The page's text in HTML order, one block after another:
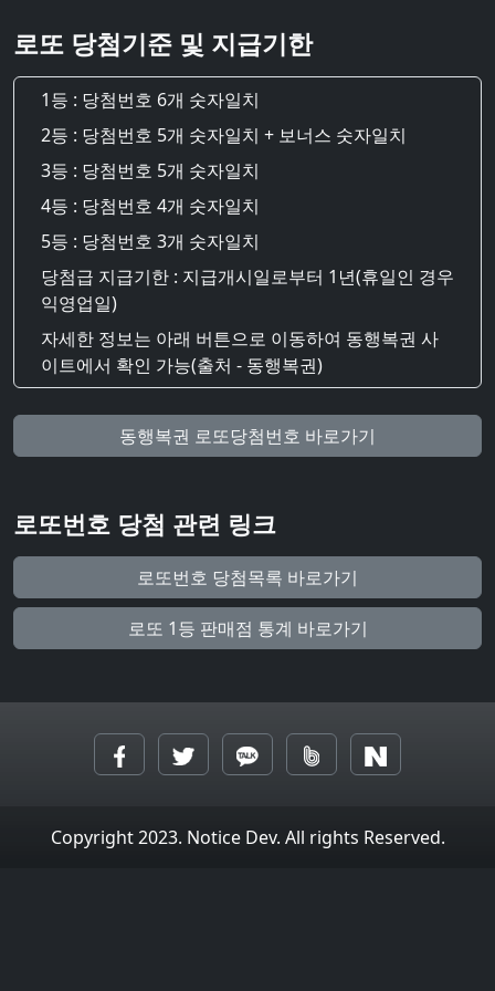
로또 당첨기준 및 지급기한
1등 : 당첨번호 6개 숫자일치
2등 : 당첨번호 5개 숫자일치 + 보너스 숫자일치
3등 : 당첨번호 5개 숫자일치
4등 : 당첨번호 4개 숫자일치
5등 : 당첨번호 3개 숫자일치
당첨급 지급기한 : 지급개시일로부터 1년(휴일인 경우
익영업일)
자세한 정보는 아래 버튼으로 이동하여 동행복권 사
이트에서 확인 가능(출처 - 동행복권)
동행복권 로또당첨번호 바로가기
로또번호 당첨 관련 링크
로또번호 당첨목록 바로가기
로또 1등 판매점 통계 바로가기
Copyright 2023. Notice Dev. All rights Reserved.